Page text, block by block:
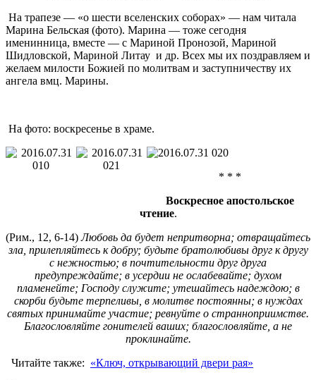
На трапезе — «о шести вселенских соборах» — нам читала
Марина Бельская (фото). Марина — тоже сегодня
именинница, вместе — с Мариной Пронозой, Мариной
Шидловской, Мариной Литау и др. Всех мы их поздравляем и
желаем милости Божией по молитвам и заступничеству их
ангела вмц. Марины.
На фото: воскресенье в храме.
* * *
Воскресное апостольское
чтение.
(Рим., 12, 6-14)Любовь да будет непритворна; отвращайтесь
зла, прилепляйтесь к добру; будьте братолюбивы друг к другу
с нежностью; в почтительности друг друга
предупреждайте; в усердии не ослабевайте; духом
пламенейте; Господу служите; утешайтесь надеждою; в
скорби будьте терпеливы, в молитве постоянны; в нуждах
святых принимайте участие; ревнуйте о странноприимстве.
Благословляйте гонителей ваших; благословляйте, а не
проклинайте.
Читайте также: «Ключ, открывающий двери рая»